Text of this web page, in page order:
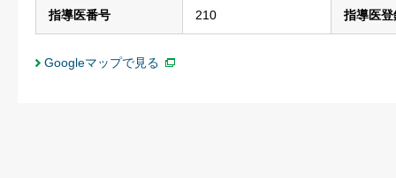
指導医番号 210 指導医登
Googleマップで見る